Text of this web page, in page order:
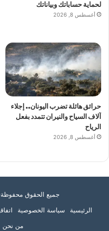
لحماية حساباتك وبياناتك
أغسطس 8, 2026
حرائق هائلة تضرب اليونان.. إجلاء
آلاف السياح والنيران تتمدد بفعل
الرياح
أغسطس 8, 2026
جميع الحقوق محفوظة© 2026 الكرامة
الرئيسية
سياسة الخصوصية
من نحن